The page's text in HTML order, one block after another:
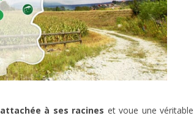
attachée à ses racines et voue une véritable